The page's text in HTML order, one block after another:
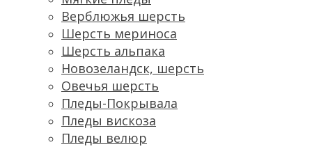
Верблюжья шерсть
Шерсть мериноса
Шерсть альпака
Новозеландск, шерсть
Овечья шерсть
Пледы-Покрывала
Пледы вискоза
Пледы велюр